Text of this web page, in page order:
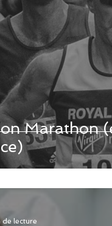
Marathon
de lecture